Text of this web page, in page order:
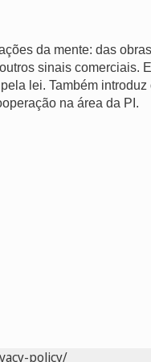
da mente: das
sinais comerciais.
lei. Também introduz
na área da PI.
policy/